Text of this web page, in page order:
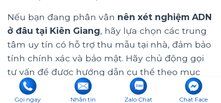
Nếu bạn đang phân vân nên xét nghiệm ADN
ở đâu tại Kiên Giang, hãy lựa chọn các trung
tâm uy tín có hỗ trợ thu mẫu tại nhà, đảm bảo
tính chính xác và bảo mật. Hãy chủ động gọi
tư vấn để được hướng dẫn cụ thể theo mục
đích sử dụng của bạn (dân sự, pháp lý hay
thai nhi).
Gọi ngay Nhắn tin Zalo Chat Chat Face